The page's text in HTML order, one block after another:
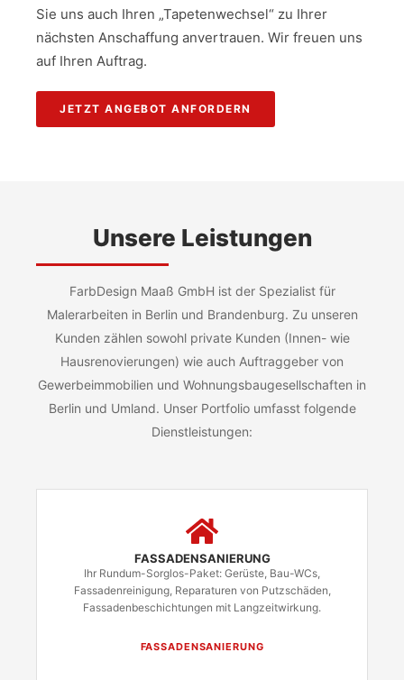
Sie uns auch Ihren „Tapetenwechsel“ zu Ihrer
nächsten Anschaffung anvertrauen. Wir freuen uns
auf Ihren Auftrag.
JETZT ANGEBOT ANFORDERN
Unsere Leistungen
FarbDesign Maaß GmbH ist der Spezialist für
Malerarbeiten in Berlin und Brandenburg. Zu unseren
Kunden zählen sowohl private Kunden (Innen- wie
Hausrenovierungen) wie auch Auftraggeber von
Gewerbeimmobilien und Wohnungsbaugesellschaften in
Berlin und Umland. Unser Portfolio umfasst folgende
Dienstleistungen:
FASSADENSANIERUNG
Ihr Rundum-Sorglos-Paket: Gerüste, Bau-WCs,
Fassadenreinigung, Reparaturen von Putzschäden,
Fassadenbeschichtungen mit Langzeitwirkung.
FASSADENSANIERUNG